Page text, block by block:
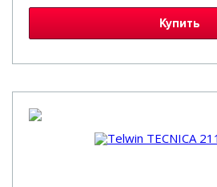
Купить